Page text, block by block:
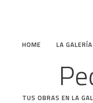
HOME LA GALERÍA
TUS OBRAS EN LA